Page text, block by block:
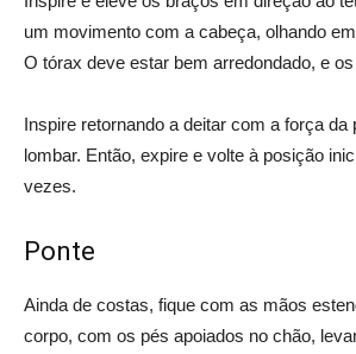
um movimento com a cabeça, olhando
O tórax deve estar bem arredondado, e
Inspire retornando a deitar com a força da
lombar. Então, expire e volte à posição
vezes.
Ponte
Ainda de costas, fique com as mãos
corpo, com os pés apoiados no chão,